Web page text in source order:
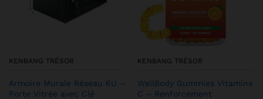
KENBANG TRÉSOR
Armoire Murale Réseau 6U –
Porte Vitrée avec Clé
KENBANG TRÉSOR
WellBody Gummies Vitamine
C – Renforcement